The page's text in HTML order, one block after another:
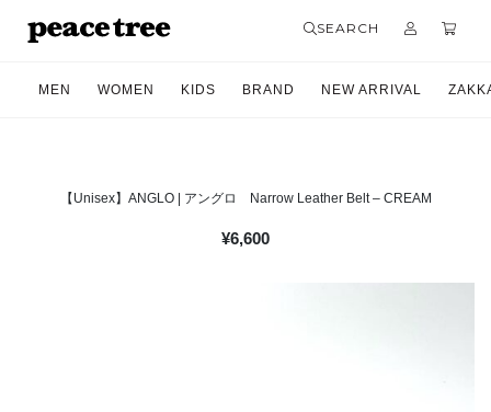
SEARCH
MEN WOMEN KIDS BRAND NEW ARRIVAL
【Unisex】ANGLO | アングロ Narrow Leather Belt – CREAM
¥6,600